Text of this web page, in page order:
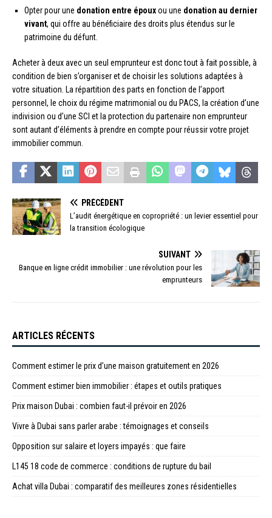
Opter pour une donation entre épouxou une donation au dernier
vivant, qui offre au bénéficiaire des droits plus étendus sur le
patrimoine du défunt.
Acheter à deux avec un seul emprunteur est donc tout à fait possible, à
condition de bien s’organiser et de choisir les solutions adaptées à
votre situation. La répartition des parts en fonction de l’apport
personnel, le choix du régime matrimonial ou du PACS, la création d’une
indivision ou d’une SCI et la protection du partenaire non emprunteur
sont autant d’éléments à prendre en compte pour réussir votre projet
immobilier commun.
PRÉCÉDENT
L’audit énergétique en copropriété : un levier essentiel pour
la transition écologique
SUIVANT
Banque en ligne crédit immobilier : une révolution pour les
emprunteurs
ARTICLES RÉCENTS
Comment estimer le prix d’une maison gratuitement en 2026
Comment estimer bien immobilier : étapes et outils pratiques
Prix maison Dubai : combien faut-il prévoir en 2026
Vivre à Dubai sans parler arabe : témoignages et conseils
Opposition sur salaire et loyers impayés : que faire
L145 18 code de commerce : conditions de rupture du bail
Achat villa Dubai : comparatif des meilleures zones résidentielles